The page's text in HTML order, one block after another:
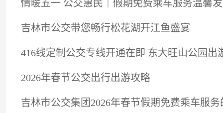
情暖五一 公交惠民｜假期免费乘车服务温馨
吉林市公交带您畅行松花湖开江鱼盛宴
416线定制公交专线开通在即 东大旺山公园出
2026年春节公交出行出游攻略
吉林市公交集团2026年春节假期免费乘车服务